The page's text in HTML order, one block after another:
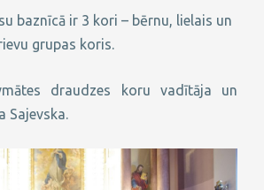
baznīcā ir 3 kori – bērnu, lielais un
grupas koris.
draudzes koru vadītāja un
Sajevska.